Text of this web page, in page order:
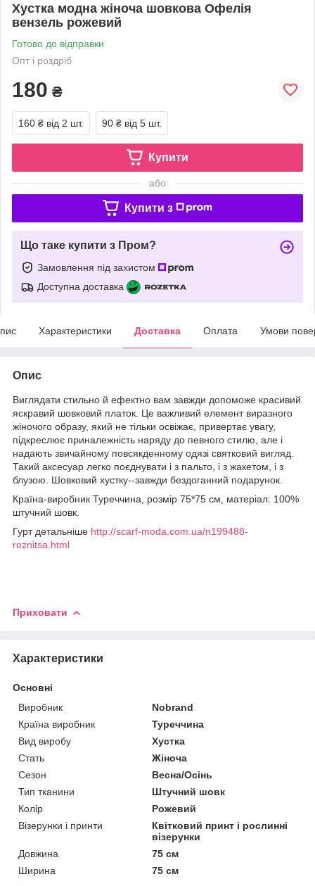
Хустка модна жіноча шовкова Офелія
вензель рожевий
Готово до відправки
Опт і роздріб
180 ₴
160 ₴ від 2 шт. 90 ₴ від 5 шт.
Купити
або
Купити з
Що таке купити з Пром?
Замовлення під захистом
Доступна доставка
Характеристики Доставка Оплата Умови
Опис
Виглядати стильно й ефектно вам завжди допоможе красивий
яскравий шовковий платок. Це важливий елемент виразного
жіночого образу, який не тільки освіжає, привертає увагу,
підкреслює приналежність наряду до певного стилю, але і
надають звичайному повсякденному одязі святковий вигляд.
Такий аксесуар легко поєднувати і з пальто, і з жакетом, і з
блузою. Шовковий хустку--завжди бездоганний подарунок.
Країна-виробник Туреччина, розмір 75*75 см, матеріал: 100%
штучний шовк.
Гурт детальніше http://scarf-moda.com.ua/n199488-
roznitsa.html
Приховати
Характеристики
Основні
Виробник
Nobrand
Країна виробник
Туреччина
Вид виробу
Хустка
Стать
Жіноча
Сезон
Весна/Осінь
Тип тканини
Штучний шовк
Колір
Рожевий
Візерунки і принти
Квітковий принт і рослинні
візерунки
Довжина
75 см
Ширина
75 см